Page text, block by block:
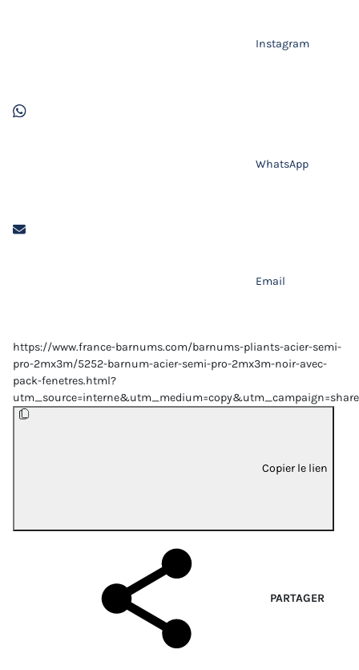
Instagram
WhatsApp
Email
https://www.france-barnums.com/barnums-pliants-acier-semi-
pro-2mx3m/5252-barnum-acier-semi-pro-2mx3m-noir-avec-
pack-fenetres.html?
Copier le lien
PARTAGER